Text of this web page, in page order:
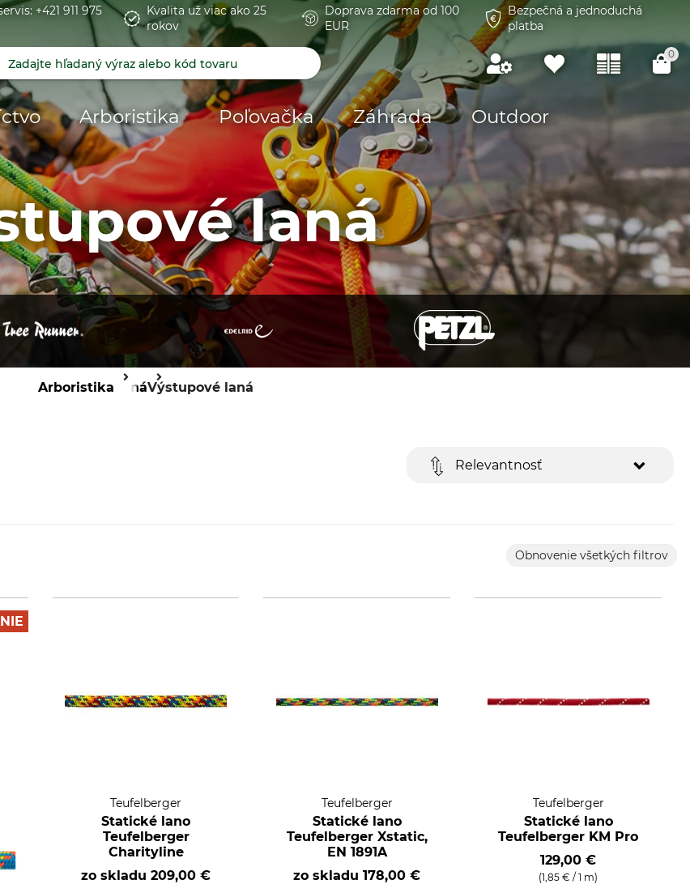
+421 911 975
Kvalita už viac ako 25
rokov
Doprava zdarma od 100
EUR
Bezpečná a jednoduchá
platba
0
Arboristika Poľovačka Záhrada Outdoor
laná
Arboristika LanáVýstupové laná
Relevantnosť
Obnovenie všetkých filtrov
Teufelberger
Statické lano
Teufelberger
Charityline
zo skladu 209,00 €
Teufelberger
Statické lano
Teufelberger Xstatic,
EN 1891A
zo skladu178,00 €
Teufelberger
Statické lano
Teufelberger KM Pro
129,00 €
(1,85 € / 1 m)